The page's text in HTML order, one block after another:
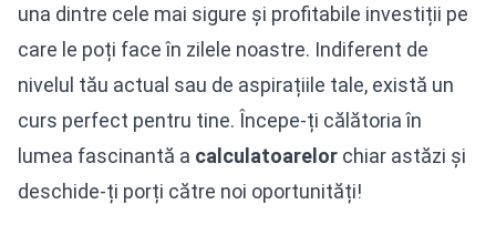
una dintre cele mai sigure și profitabile investiții pe
care le poți face în zilele noastre. Indiferent de
nivelul tău actual sau de aspirațiile tale, există un
curs perfect pentru tine. Începe-ți călătoria în
lumea fascinantă a calculatoarelor chiar astăzi și
deschide-ți porți către noi oportunități!